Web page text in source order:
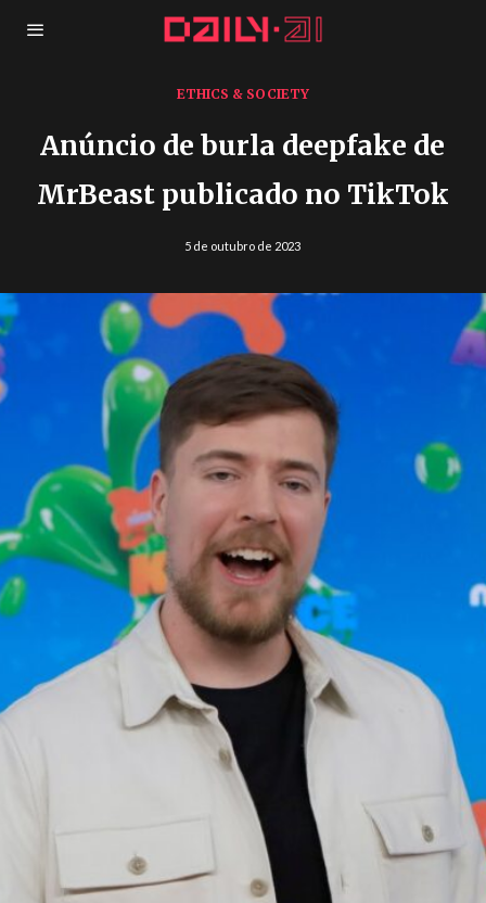
ETHICS & SOCIETY
Anúncio de burla deepfake de
MrBeast publicado no TikTok
5 de outubro de 2023